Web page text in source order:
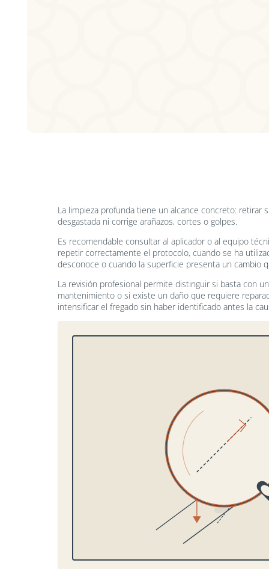
La limpieza profunda tiene un alcance concreto: retirar
desgastada ni corrige arañazos, cortes o golpes.
Es recomendable consultar al aplicador o al equipo
repetir correctamente el protocolo, cuando se ha
desconoce o cuando la superficie presenta un cambio
La revisión profesional permite distinguir si basta con
mantenimiento o si existe un daño que requiere
intensificar el fregado sin haber identificado antes la